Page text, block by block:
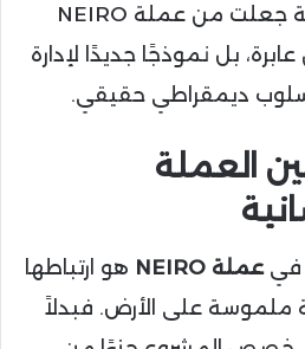
بالمشروع. هذه المقاربة جعلت من عملة NEIRO
بل نموذجًا جديدًا لإدارة
بأسلوب ديمقراطي حقيقي.
العملة
فيعملة NEIRO
هو ارتباطها
ملموسة على الأرض. فبدلاً